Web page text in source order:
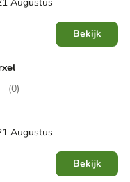
Bekijk
(0)
Augustus
Bekijk